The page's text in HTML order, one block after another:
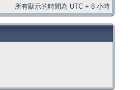
所有顯示的時間為 UTC + 8 小時